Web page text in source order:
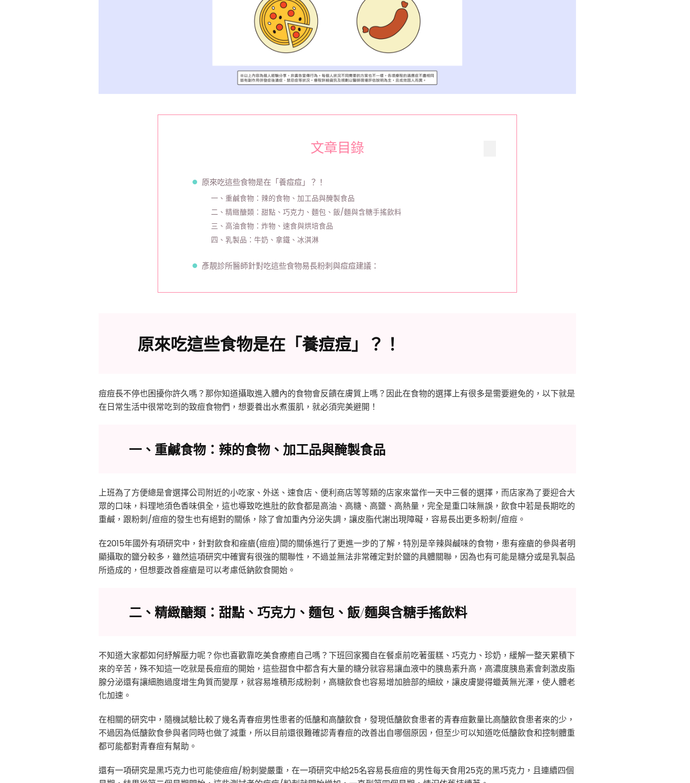
文章目錄
原來吃這些食物是在「養痘痘」？！
一、重鹹食物：辣的食物、加工品與醃製食品
二、精緻醣類：甜點、巧克力、麵包、飯/麵與含糖手搖飲料
三、高油食物：炸物、速食與烘培食品
四、乳製品：牛奶、拿鐵、冰淇淋
彥靚診所醫師針對吃這些食物易長粉刺與痘痘建議：
原來吃這些食物是在「養痘痘」？！
痘痘長不停也困擾你許久嗎？那你知道攝取進入體內的食物會反饋在膚質上嗎？因此在食物的選擇上有很多是需要避免的，以下就是
在日常生活中很常吃到的致痘食物們，想要養出水煮蛋肌，就必須完美避開！
一、重鹹食物：辣的食物、加工品與醃製食品
上班為了方便總是會選擇公司附近的小吃家、外送、速食店、便利商店等等類的店家來當作一天中三餐的選擇，而店家為了要迎合大
眾的口味，料理地須色香味俱全，這也導致吃進肚的飲食都是高油、高糖、高鹽、高熱量，完全是重口味無誤，飲食中若是長期吃的
重鹹，跟粉刺/痘痘的發生也有絕對的關係，除了會加重內分泌失調，讓皮脂代謝出現障礙，容易長出更多粉刺/痘痘。
在2015年國外有項研究中，針對飲食和痤瘡(痘痘)間的關係進行了更進一步的了解，特別是辛辣與鹹味的食物，患有痤瘡的參與者明
顯攝取的鹽分較多，雖然這項研究中確實有很強的關聯性，不過並無法非常確定對於鹽的具體關聯，因為也有可能是糖分或是乳製品
所造成的，但想要改善痤瘡是可以考慮低鈉飲食開始。
二、精緻醣類：甜點、巧克力、麵包、飯/麵與含糖手搖飲料
不知道大家都如何紓解壓力呢？你也喜歡靠吃美食療癒自己嗎？下班回家獨自在餐桌前吃著蛋糕、巧克力、珍奶，緩解一整天累積下
來的辛苦，殊不知這一吃就是長痘痘的開始，這些甜食中都含有大量的糖分就容易讓血液中的胰島素升高，高濃度胰島素會刺激皮脂
腺分泌還有讓細胞過度增生角質而變厚，就容易堆積形成粉刺，高糖飲食也容易增加臉部的細紋，讓皮膚變得蠟黃無光澤，使人體老
化加速。
在相關的研究中，隨機試驗比較了幾名青春痘男性患者的低醣和高醣飲食，發現低醣飲食患者的青春痘數量比高醣飲食患者來的少，
不過因為低醣飲食參與者同時也做了減重，所以目前還很難確認青春痘的改善出自哪個原因，但至少可以知道吃低醣飲食和控制體重
都可能都對青春痘有幫助。
還有一項研究是黑巧克力也可能使痘痘/粉刺變嚴重，在一項研究中給25名容易長痘痘的男性每天食用25克的黑巧克力，且連續四個